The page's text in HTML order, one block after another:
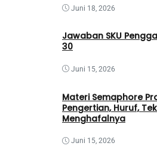
Juni 18, 2026
Jawaban SKU
30
Juni 15, 2026
Materi Semaphore
Pengertian, Huruf,
Menghafalnya
Juni 15, 2026